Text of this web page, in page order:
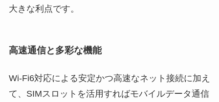
大きな利点です。
高速通信と多彩な機能
Wi-Fi6対応による安定かつ高速なネット接続に加え
て、SIMスロットを活用すればモバイルデータ通信